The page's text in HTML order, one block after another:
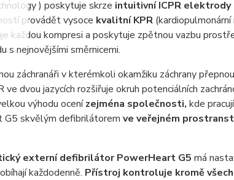
) poskytuje skrze intuitivní ICPR elektrody
provádět vysoce kvalitní KPR
každou kompresi a poskytuje zpětnou vazbu
s nejnovějšími směrnicemi.
záchranáři v kterémkoli okamžiku záchrany
dvou jazycích rozšiřuje okruh potenciálních
výhodu ocenízejména společnosti, kde
G5 skvělým defibrilátorem ve veřejném
externí defibrilátor PowerHeart G5 má
každodenně. Přístroj kontroluje kromě